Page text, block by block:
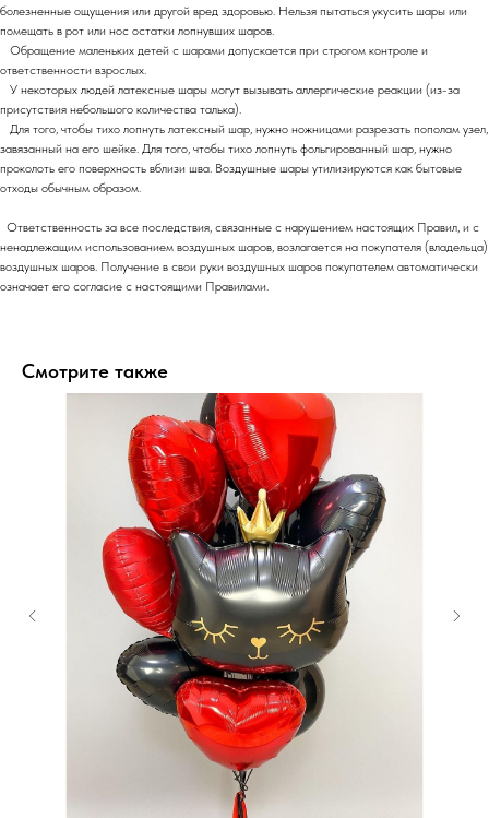
болезненные ощущения или другой вред здоровью. Нельзя пытаться укусить шары или
помещать в рот или нос остатки лопнувших шаров.
Обращение маленьких детей с шарами допускается при строгом контроле и
ответственности взрослых.
У некоторых людей латексные шары могут вызывать аллергические реакции (из-за
присутствия небольшого количества талька).
Для того, чтобы тихо лопнуть латексный шар, нужно ножницами разрезать пополам узел,
завязанный на его шейке. Для того, чтобы тихо лопнуть фольгированный шар, нужно
проколоть его поверхность вблизи шва. Воздушные шары утилизируются как бытовые
отходы обычным образом.
Ответственность за все последствия, связанные с нарушением настоящих Правил, и с
ненадлежащим использованием воздушных шаров, возлагается на покупателя (владельца)
воздушных шаров. Получение в свои руки воздушных шаров покупателем автоматически
означает его согласие с настоящими Правилами.
Смотрите также